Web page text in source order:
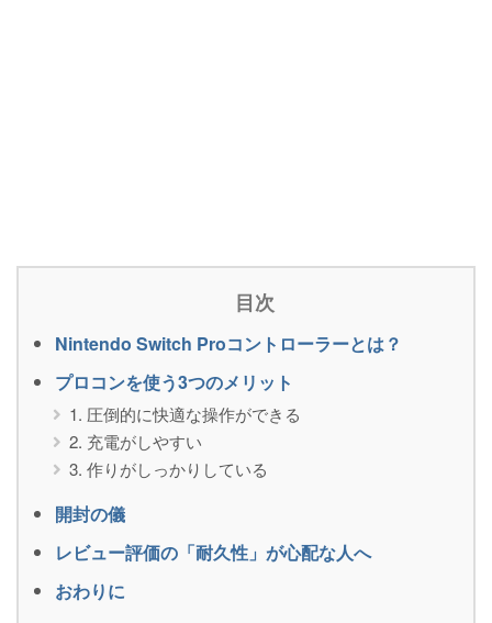
目次
Nintendo Switch Proコントローラーとは？
プロコンを使う3つのメリット
1. 圧倒的に快適な操作ができる
2. 充電がしやすい
3. 作りがしっかりしている
開封の儀
レビュー評価の「耐久性」が心配な人へ
おわりに